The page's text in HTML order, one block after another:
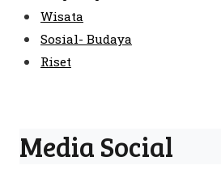
Wisata
Sosial- Budaya
Riset
Media Social